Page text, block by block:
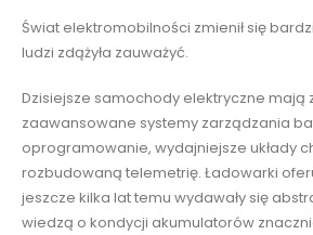
Świat elektromobilności zmienił się
ludzi zdążyła zauważyć.
Dzisiejsze samochody elektryczne mają
zaawansowane systemy zarządzania
oprogramowanie, wydajniejsze układy
rozbudowaną telemetrię. Ładowarki
jeszcze kilka lat temu wydawały się
wiedzą o kondycji akumulatorów